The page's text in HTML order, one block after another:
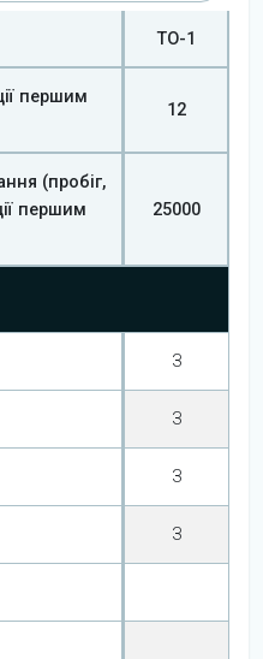
ТО-1
першим
12
(пробіг,
першим
25000
З
З
З
З